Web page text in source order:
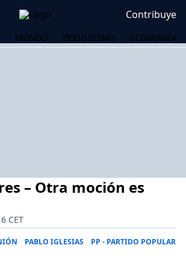
Contribuye
MUNDO PERIODISMO ECONOMÍA
– Otra moción es
CET
PABLO IGLESIAS PP - PARTIDO POPULAR